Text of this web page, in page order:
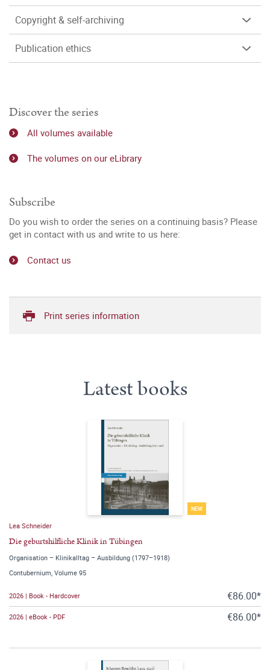
Copyright & self-archiving
Publication ethics
Discover the series
All volumes available
The volumes on our eLibrary
Subscribe
Do you wish to order the series on a continuing basis? Please
get in contact with us and write to us here:
Contact us
Print series information
Latest books
NEW
Lea Schneider
Die geburtshilfliche Klinik in Tübingen
Organisation – Klinikalltag – Ausbildung (1797–1918)
Contubernium, Volume 95
2026 | Book - Hardcover €86.00*
2026 | eBook - PDF €86.00*